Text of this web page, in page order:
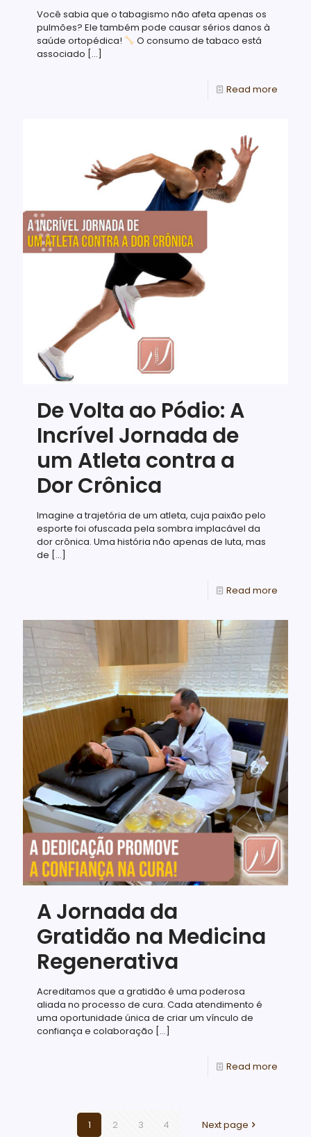
Você sabia que o tabagismo não afeta apenas os
pulmões? Ele também pode causar sérios danos à
saúde ortopédica!
O consumo de tabaco está
associado […]
Read more
De Volta ao Pódio: A
Incrível Jornada de
um Atleta contra a
Dor Crônica
Imagine a trajetória de um atleta, cuja paixão pelo
esporte foi ofuscada pela sombra implacável da
dor crônica. Uma história não apenas de luta, mas
de […]
Read more
A Jornada da
Gratidão na Medicina
Regenerativa
Acreditamos que a gratidão é uma poderosa
aliada no processo de cura. Cada atendimento é
uma oportunidade única de criar um vínculo de
confiança e colaboração […]
Read more
1 2 3 4 Next page